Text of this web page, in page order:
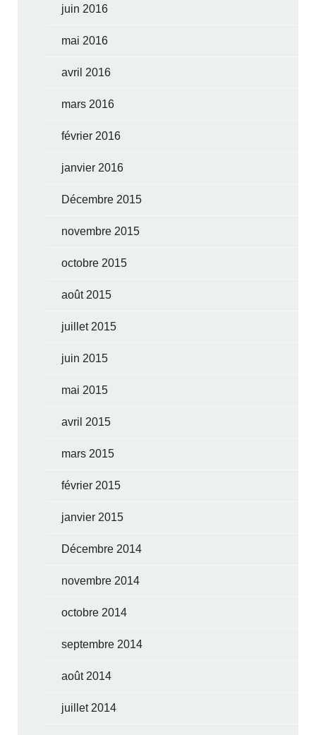
juin 2016
mai 2016
avril 2016
mars 2016
février 2016
janvier 2016
Décembre 2015
novembre 2015
octobre 2015
août 2015
juillet 2015
juin 2015
mai 2015
avril 2015
mars 2015
février 2015
janvier 2015
Décembre 2014
novembre 2014
octobre 2014
septembre 2014
août 2014
juillet 2014